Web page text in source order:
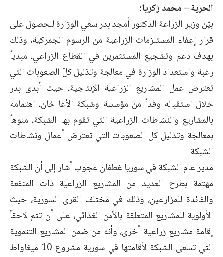
الحرية – محمد زكريا:
بيّن وزير الزراعة الدكتور أمجد بدر سعي الوزارة للحصول على
قرار إعفاء المستلزمات الزراعية من الرسوم الجمركية، وذلك
بهدف دعم وتشجيع المستثمرين في القطاع الزراعي، مبدياً
رغبة واستعداد الوزارة في معالجة وتذليل كلّ الصعوبات التي
تعترض عمل المشاريع الزراعية الإنتاجية، حيث أبدى بدر
خلال استقباله وفداً من مؤسسة وشبكة الأغا خان، اهتمامه
بالمشاريع والنشاطات الزراعية التي تقوم بها الشبكة، منوهاً
بمعالجة وتذليل كل الصعوبات التي تعترض أعمال ونشاطات
الشبكة
مدير عام الشبكة في سوريا غطفان عجوب أشار إلى أن الشبكة
مهتمة بطرح العديد من المشاريع الزراعية ذات المنفعة
والفائدة للمزارعين، وذلك في مختلف القرى السورية، حيث
الأولوية للمشاريع المتعلقة بالأمن الغذائي، على أن تتم لاحقاً
إقامة مشاريع زراعية أخرى، وأنه من ضمن المشاريع التنموية
التي تسعى الشبكة لأقامتها في سورية مشروع 10 ميغاواط